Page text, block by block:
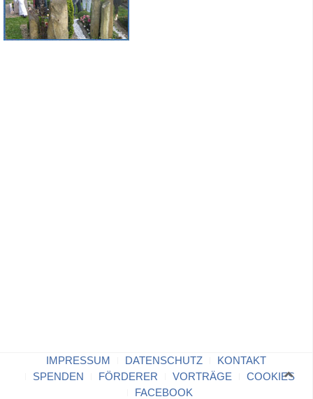
IMPRESSUM DATENSCHUTZ
KONTAKT
SPENDEN
FÖRDERER VORTRÄGE
COOKIES
FACEBOOK